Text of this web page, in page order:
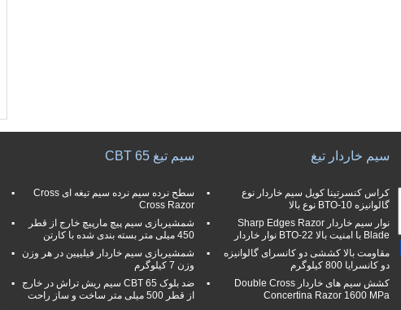
سیم تیغ CBT 65
سطح نرده سیم نرده سیم تیغه ای Cross
Cross Razor
شمشیربازی سیم پیچ مارپیچ خارج از قطر
450 میلی متر بسته بندی شده با کارتن
شمشیربازی سیم خاردار فیلیپین در هر وزن
وزن 7 کیلوگرم
ضد بلوک CBT 65 سیم ریش تراش در خارج
از قطر 500 میلی متر ساخت و ساز راحت
سیم خاردار تیغ
کراس کنسرتینا کویل سیم خاردار نوع
گالوانیزه BTO-10 نوع بالا
نوار سیم خاردار Sharp Edges Razor
Blade با امنیت بالا BTO-22 نوار خاردار
مقاومت بالا کششی دو كانسرای گالوانیزه
دو كانسرایا 800 كيلوگرم
کشش سیم های خاردار Double Cross
Concertina Razor 1600 MPa